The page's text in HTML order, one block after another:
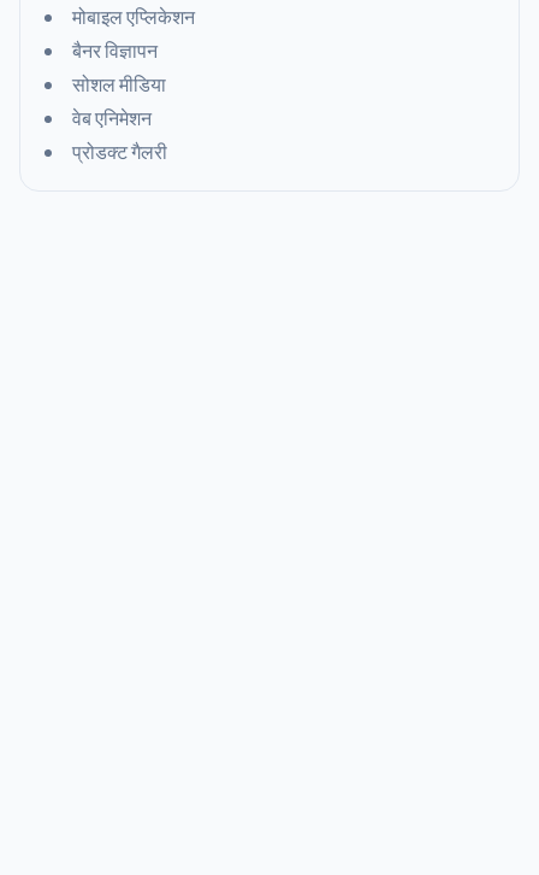
मोबाइल एप्लिकेशन
बैनर विज्ञापन
सोशल मीडिया
वेब एनिमेशन
प्रोडक्ट गैलरी